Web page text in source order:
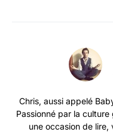
Chris, aussi appelé
Passionné par la
une occasion de